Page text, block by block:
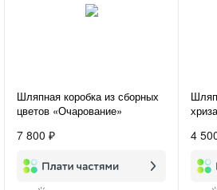
Шляпная коробка из сборных
цветов «Очарование»
7 800 ₽ 4